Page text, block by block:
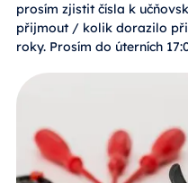
prosím zjistit čísla k
přijmout / kolik dorazilo
roky. Prosím do úterních